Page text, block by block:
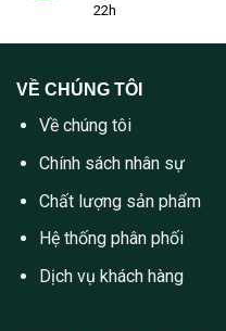
22h
VỀ CHÚNG TÔI
Về chúng tôi
Chính sách nhân sự
Chất lượng sản phẩm
Hệ thống phân phối
Dịch vụ khách hàng